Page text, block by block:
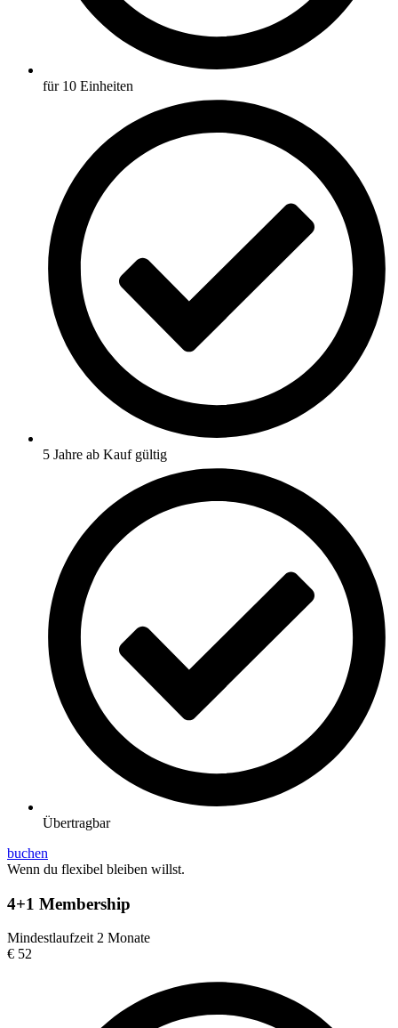
für 10 Einheiten
5 Jahre ab Kauf gültig
Übertragbar
buchen
Wenn du flexibel bleiben willst.
4+1 Membership
Mindestlaufzeit 2 Monate
€ 52